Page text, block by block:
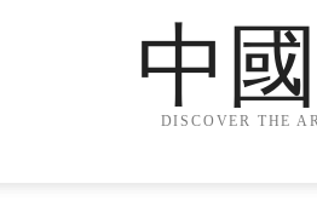
中
DISCOVER THE